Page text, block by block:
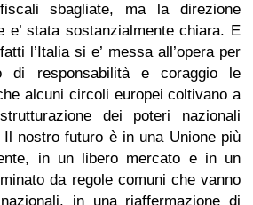
sbagliate, ma la direzione
e’ stata sostanzialmente chiara. E
l’Italia si e’ messa all’opera per
di responsabilità e coraggio le
alcuni circoli europei coltivano a
dei poteri nazionali
Il nostro futuro è in una Unione più
in un libero mercato e in un
da regole comuni che vanno
in una riaffermazione di